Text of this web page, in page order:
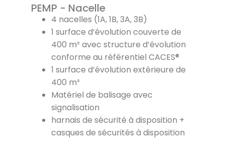
PEMP - Nacelle
4 nacelles (1A, 1B, 3A, 3B)
1 surface d’évolution couverte de
400 m² avec structure d’évolution
conforme au référentiel CACES®
1 surface d’évolution extérieure de
400 m²
Matériel de balisage avec
signalisation
harnais de sécurité à disposition +
casques de sécurités à disposition